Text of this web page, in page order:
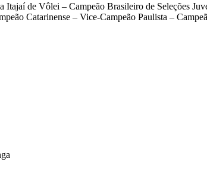
Itajaí de Vôlei – Campeão Brasileiro de Seleções
Catarinense – Vice-Campeão Paulista –